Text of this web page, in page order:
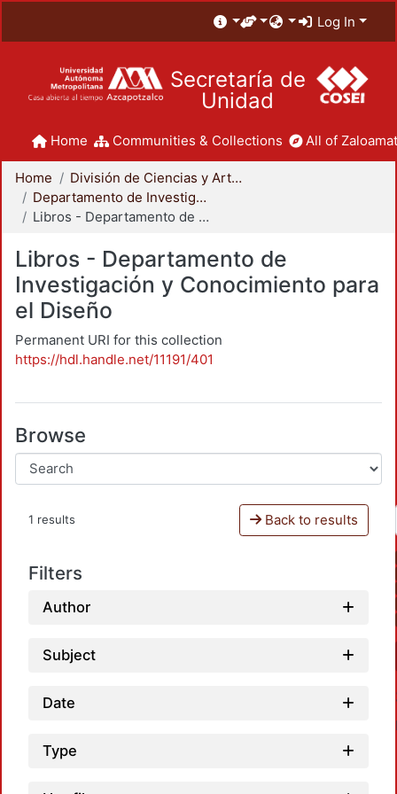
Log In
Secretaría de
Unidad
Home Communities & Collections All of
Home
División de Ciencias y Artes para el Diseño
Departamento de Investigación y Conocimiento para el Diseño
Libros - Departamento de Investigación y Conocimiento para el Diseño
Libros - Departamento de
Investigación y Conocimiento para
el Diseño
Permanent URI for this collection
https://hdl.handle.net/11191/401
Browse
1 results Back to results
Filters
Author
Subject
Date
Type